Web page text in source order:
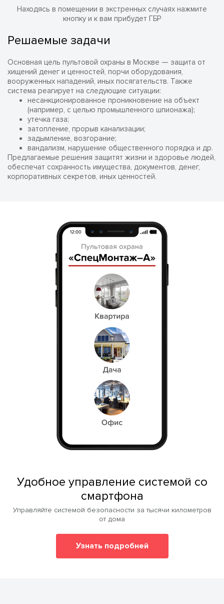
Находясь в помещении в экстренных случаях нажмите
кнопку и к вам прибудет ГБР
Решаемые задачи
Основная цель пультовой охраны в Москве — защита от
хищений денег и ценностей, порчи оборудования,
вооруженных нападений, иных посягательств. Также
система реагирует на следующие ситуации:
несанкционированное проникновение на объект
(например, с целью промышленного шпионажа);
утечка газа;
затопление, прорыв канализации;
задымление, возгорание;
вандализм, нарушение общественного порядка и др.
Предлагаемые решения защитят жизни и здоровье людей,
обеспечат сохранность имущества, документов, денег,
корпоративных секретов, иных ценностей.
Удобное управление системой со
смартфона
Управляйте системой безопасности за тысячи километров
от дома
Узнать подробней